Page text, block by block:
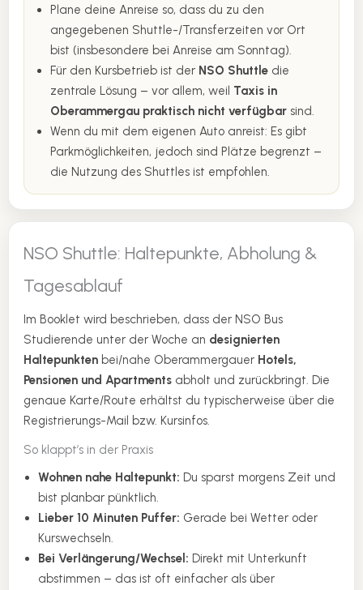
Plane deine Anreise so, dass du zu den
angegebenen Shuttle-/Transferzeiten vor Ort
bist (insbesondere bei Anreise am Sonntag).
Für den Kursbetrieb ist der NSO Shuttle die
zentrale Lösung – vor allem, weil Taxis in
Oberammergau praktisch nicht verfügbar sind.
Wenn du mit dem eigenen Auto anreist: Es gibt
Parkmöglichkeiten, jedoch sind Plätze begrenzt –
die Nutzung des Shuttles ist empfohlen.
NSO Shuttle: Haltepunkte, Abholung &
Tagesablauf
Im Booklet wird beschrieben, dass der NSO Bus
Studierende unter der Woche an designierten
Haltepunkten bei/nahe Oberammergauer Hotels,
Pensionen und Apartments abholt und zurückbringt. Die
genaue Karte/Route erhältst du typischerweise über die
Registrierungs-Mail bzw. Kursinfos.
So klappt’s in der Praxis
Wohnen nahe Haltepunkt: Du sparst morgens Zeit und
bist planbar pünktlich.
Lieber 10 Minuten Puffer: Gerade bei Wetter oder
Kurswechseln.
Bei Verlängerung/Wechsel: Direkt mit Unterkunft
abstimmen – das ist oft einfacher als über